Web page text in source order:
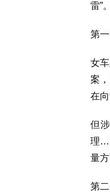
雷”。
第
女
案
在
但
理
量
第